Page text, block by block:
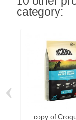
category:
copy of
‹